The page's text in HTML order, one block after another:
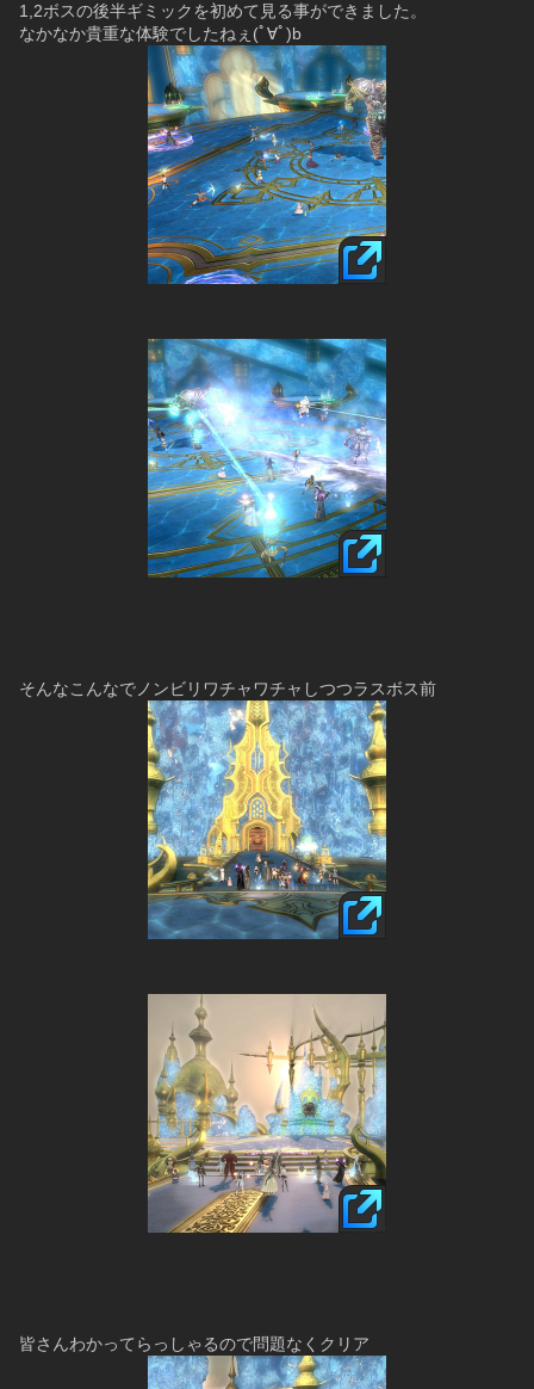
1,2ボスの後半ギミックを初めて見る事ができました。
なかなか貴重な体験でしたねぇ(ﾟ∀ﾟ)b
そんなこんなでノンビリワチャワチャしつつラスボス前
皆さんわかってらっしゃるので問題なくクリア